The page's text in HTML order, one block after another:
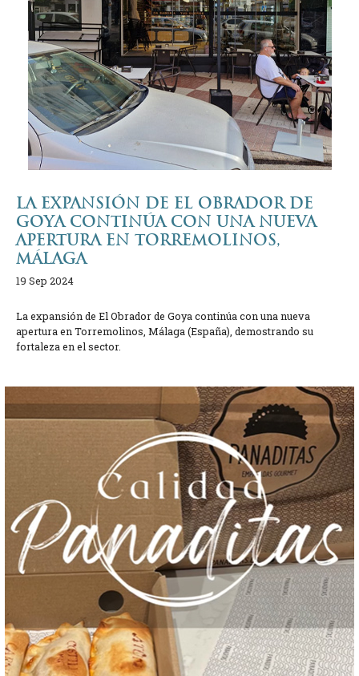
LA EXPANSIÓN DE EL OBRADOR DE
GOYA CONTINÚA CON UNA NUEVA
APERTURA EN TORREMOLINOS,
MÁLAGA
19 Sep 2024
La expansión de El Obrador de Goya continúa con una nueva
apertura en Torremolinos, Málaga (España), demostrando su
fortaleza en el sector.